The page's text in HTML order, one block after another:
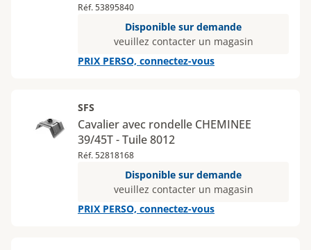
Réf. 53895840
Disponible sur demande
veuillez contacter un magasin
PRIX PERSO, connectez-vous
SFS
Cavalier avec rondelle CHEMINEE
39/45T - Tuile 8012
Réf. 52818168
Disponible sur demande
veuillez contacter un magasin
PRIX PERSO, connectez-vous